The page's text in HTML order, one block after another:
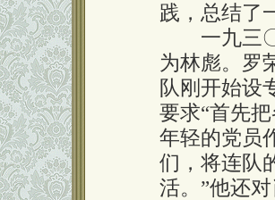
践，总结了
一九三〇
为林彪。罗
队刚开始设
要求“首先
年轻的党员
们，将连队
活。”他还